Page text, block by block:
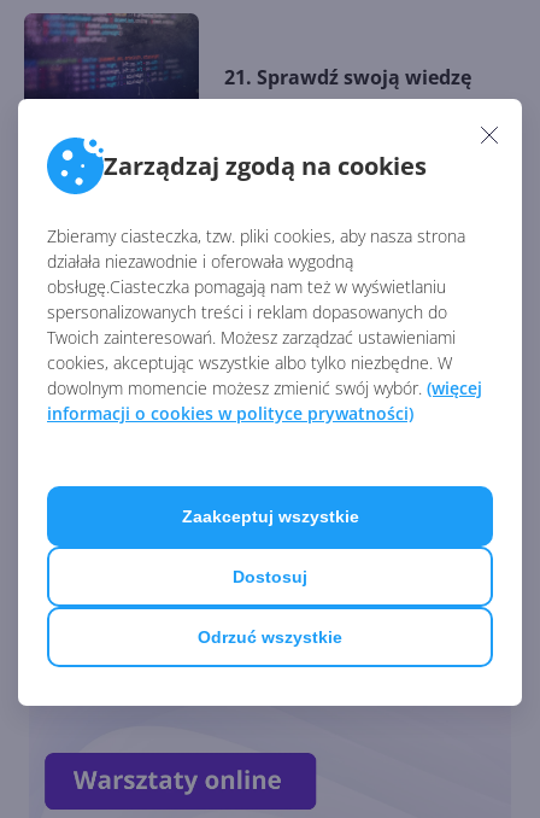
Zarządzaj zgodą na cookies
Zbieramy ciasteczka, tzw. pliki cookies, aby nasza strona
działała niezawodnie i oferowała wygodną
obsługę.Ciasteczka pomagają nam też w wyświetlaniu
spersonalizowanych treści i reklam dopasowanych do
Twoich zainteresowań. Możesz zarządzać ustawieniami
cookies, akceptując wszystkie albo tylko niezbędne. W
dowolnym momencie możesz zmienić swój wybór. (więcej
informacji o cookies w polityce prywatności)
Odrzuć wszystkie
Dostosuj
Zaakceptuj wszystkie
21. Sprawdź swoją wiedzę
20. Kompilacja i debugowanie
19. Zabezpieczamy program
przed wyjątkami
18. Wydajny program dzięki
wątkom
17. Komunikacja programu z